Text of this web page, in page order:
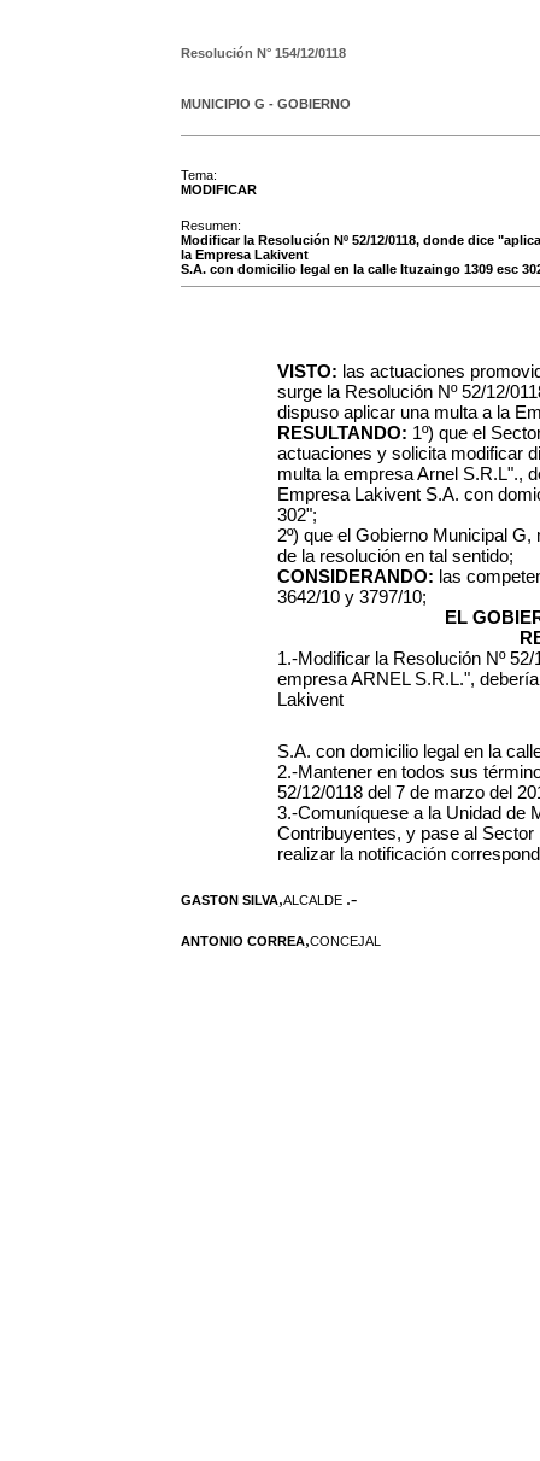
Resolución N° 154/12/0118
MUNICIPIO G - GOBIERNO
Tema:
MODIFICAR
Resumen:
Modificar la Resolución Nº 52/12/0118, donde dice
la Empresa Lakivent
S.A. con domicilio legal en la calle Ituzaingo 1309 esc
VISTO: las actuaciones
surge la Resolución Nº 52/12/
dispuso aplicar una multa a la
RESULTANDO: 1º) que el
actuaciones y solicita modificar
multa la empresa Arnel S.R.L".,
Empresa Lakivent S.A. con
302";
2º) que el Gobierno Municipal
de la resolución en tal sentido;
CONSIDERANDO: las
3642/10 y 3797/10;
EL
1.-Modificar la Resolución Nº
empresa ARNEL S.R.L.",
Lakivent
S.A. con domicilio legal en la
2.-Mantener en todos sus
52/12/0118 del 7 de marzo del
3.-Comuníquese a la Unidad de
Contribuyentes, y pase al
realizar la notificación
GASTON SILVA,ALCALDE .-
ANTONIO CORREA,CONCEJAL